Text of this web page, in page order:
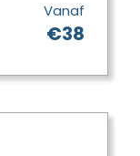
Vanaf
€38